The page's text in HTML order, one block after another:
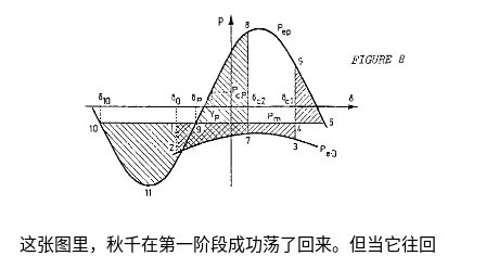
这张图里，秋千在第一阶段成功荡了回来。但当它往回